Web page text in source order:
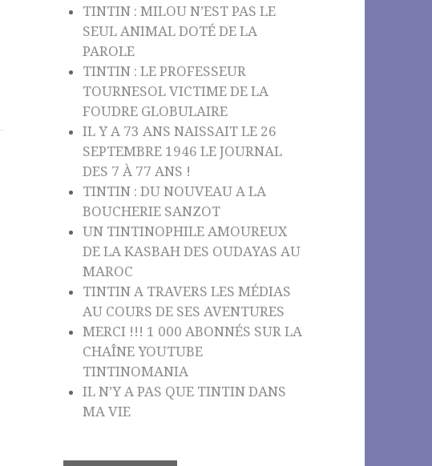
TINTIN : MILOU N’EST PAS LE
SEUL ANIMAL DOTÉ DE LA
PAROLE
TINTIN : LE PROFESSEUR
TOURNESOL VICTIME DE LA
FOUDRE GLOBULAIRE
IL Y A 73 ANS NAISSAIT LE 26
SEPTEMBRE 1946 LE JOURNAL
DES 7 À 77 ANS !
TINTIN : DU NOUVEAU A LA
BOUCHERIE SANZOT
UN TINTINOPHILE AMOUREUX
DE LA KASBAH DES OUDAYAS AU
MAROC
TINTIN A TRAVERS LES MÉDIAS
AU COURS DE SES AVENTURES
MERCI !!! 1 000 ABONNÉS SUR LA
CHAÎNE YOUTUBE
TINTINOMANIA
IL N’Y A PAS QUE TINTIN DANS
MA VIE